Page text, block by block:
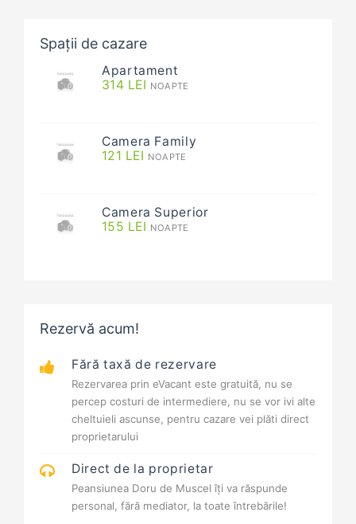
Spații de cazare
Apartament
314 LEI NOAPTE
Camera Family
121 LEI NOAPTE
Camera Superior
155 LEI NOAPTE
Rezervă acum!
Fără taxă de rezervare
Rezervarea prin eVacant este gratuită, nu se
percep costuri de intermediere, nu se vor ivi alte
cheltuieli ascunse, pentru cazare vei plăti direct
proprietarului
Direct de la proprietar
Peansiunea Doru de Muscel îți va răspunde
personal, fără mediator, la toate întrebările!